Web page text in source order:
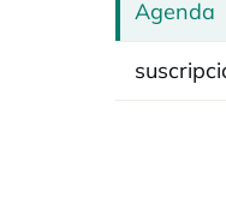
Agenda